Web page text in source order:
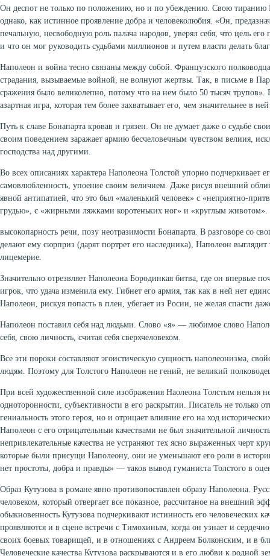
Он деспот не только по положению, но и по убеждению. Свою тиранию
однако, как истинное проявление добра и человеколюбия. «Он,
печальную, несвободную роль палача народов, уверял себя, что цель его
и что он мог руководить судьбами миллионов и путем власти делать
Наполеон и война тесно связаны между собой. Французского
страдания, вызываемые войной, не волнуют жертвы. Так, в письме в
сражения было великолепно, потому что на нем было 50 тысяч
азартная игра, которая тем более захватывает его, чем значительнее в
Путь к славе Бонапарта кровав и грязен. Он не думает даже о судьбе
своим поведением заражает армию бесчеловечным чувством велиия,
господства над другими.
Во всех описаниях характера Наполеона Толстой упорно подчеркивает
самовлюбленность, упоение своим величием. Даже рисуя внешний
явной антипатией, что это был «маленький человек» с «неприятно-
грудью», с «жирными ляжками коротеньких ног» и «круглым животом».
высокопарность речи, позу неотразимости Бонапарта. В разговоре со
делают ему сюрприз (дарят портрет его наследника), Наполеон
лицемерие.
Значительно отрезвляет Наполеона Бородинкая битва, где он впервые
игрок, что удача изменила ему. Гибнет его армия, так как в ней нет
Наполеон, рискуя попасть в плен, убегает из Росии, не желая спасти
Наполеон поставил себя над людьми. Слово «я» — любимое слово
себя, свою личность, считая себя сверхчеловеком.
Все эти пороки составляют эгоистическую сущность наполеонизма,
людям. Поэтому для Толстого Наполеон не гений, не великий
При всей художественной силе изображения Наолеона Толстым нельзя
одноторонности, субъективности в его раскрытии. Писатель не только
гениальность этого героя, но и отрицает влияние его на ход
Наполеон с его отрицательныи качествами не был значительной
непривлекательные качества не устраняют тех ясно выраженных черт
которые были присущи Наполеону, они не уменьшают его роли в
нет простоты, добра и правды» — таков вывод гуманиста Толстого в
Образ Кутузова в романе явно противопоставлен образу Наполеона.
человеком, который отвергает все показное, рассчитаное на внешний
обыкновенность Кутузова подчеркивают истинность его человеческих
проявляются и в сцене встречи с Тимохиным, когда он узнает и
своих боевых товарищей, и в отношениях с Андреем Болконским, и в
Человеческие качества Кутузова раскрываются и в его любви к родной